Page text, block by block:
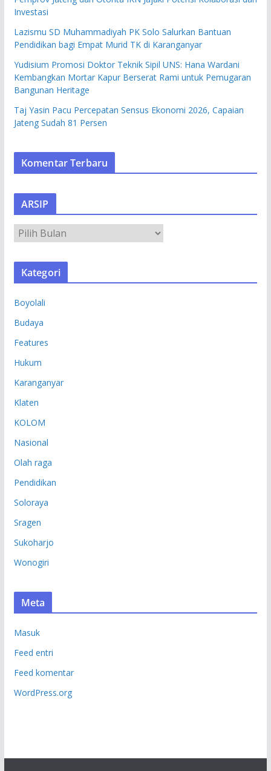
Investasi
Lazismu SD Muhammadiyah PK Solo Salurkan Bantuan
Pendidikan bagi Empat Murid TK di Karanganyar
Yudisium Promosi Doktor Teknik Sipil UNS: Hana Wardani
Kembangkan Mortar Kapur Berserat Rami untuk Pemugaran
Bangunan Heritage
Taj Yasin Pacu Percepatan Sensus Ekonomi 2026, Capaian
Jateng Sudah 81 Persen
Komentar Terbaru
ARSIP
R
S
Kategori
Boyolali
Budaya
Features
Hukum
Karanganyar
Klaten
KOLOM
Nasional
Olah raga
Pendidikan
Soloraya
Sragen
Sukoharjo
Wonogiri
Meta
Masuk
Feed entri
Feed komentar
WordPress.org